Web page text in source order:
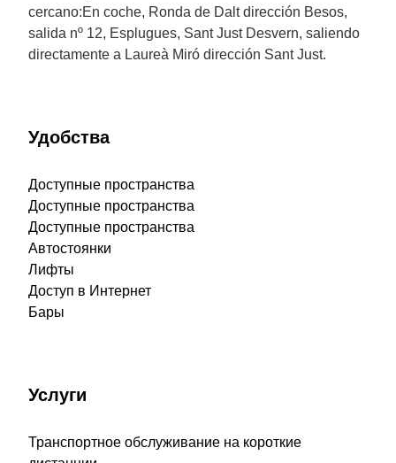
cercano:En coche, Ronda de Dalt dirección Besos,
salida nº 12, Esplugues, Sant Just Desvern, saliendo
directamente a Laureà Miró dirección Sant Just.
Удобства
Доступные пространства
Доступные пространства
Доступные пространства
Автостоянки
Лифты
Доступ в Интернет
Бары
Услуги
Транспортное обслуживание на короткие